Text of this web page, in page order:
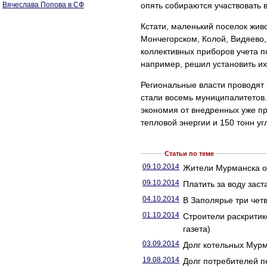
Вячеслава Попова в СФ
опять собираются
Кстати, маленький поселок
Мончегорском, Колой,
коллективных приборов учета
например, решил установить
Региональные власти
стали восемь
экономия от внедренных уже
тепловой энергии и 150 тонн
Статьи по теме
09.10.2014 Жители Мурманска
09.10.2014 Платить за воду
04.10.2014 В Заполярье три
01.10.2014 Строители
газета)
03.09.2014 Долг котельных
19.08.2014 Долг потребителей